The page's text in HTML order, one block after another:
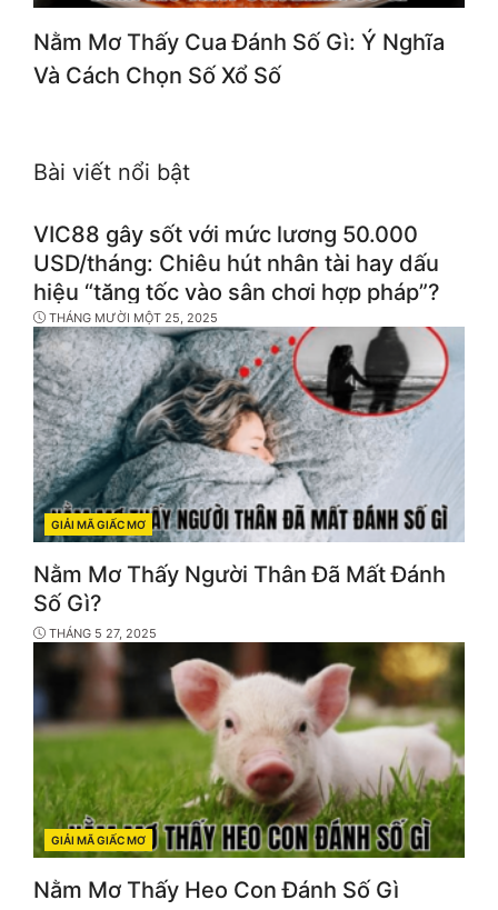
Nằm Mơ Thấy Cua Đánh Số Gì: Ý Nghĩa
Và Cách Chọn Số Xổ Số
Bài viết nổi bật
VIC88 gây sốt với mức lương 50.000
USD/tháng: Chiêu hút nhân tài hay dấu
hiệu “tăng tốc vào sân chơi hợp pháp”?
THÁNG MƯỜI MỘT 25, 2025
CATEGORIES
GIẢI MÃ GIẤC MƠ
Nằm Mơ Thấy Người Thân Đã Mất Đánh
Số Gì?
THÁNG 5 27, 2025
CATEGORIES
GIẢI MÃ GIẤC MƠ
Nằm Mơ Thấy Heo Con Đánh Số Gì